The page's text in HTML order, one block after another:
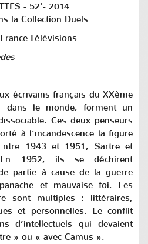
- 52'- 2014
la Collection Duels
Télévisions
écrivains français du XXème
dans le monde, forment un
Ces deux penseurs
à l’incandescence la figure
1943 et 1951, Sartre et
1952, ils se déchirent
partie à cause de la guerre
et mauvaise foi. Les
sont multiples : littéraires,
et personnelles. Le conflit
d’intellectuels qui devaient
» ou « avec Camus ».